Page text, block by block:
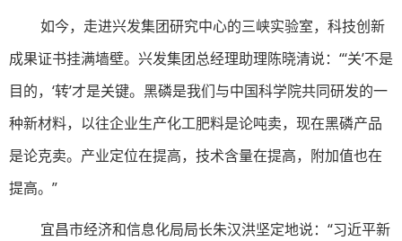
如今，走进兴发集团研究中心的三峡实验室，科技创新
成果证书挂满墙壁。兴发集团总经理助理陈晓清说：“‘关’不是
目的，‘转’才是关键。黑磷是我们与中国科学院共同研发的一
种新材料，以往企业生产化工肥料是论吨卖，现在黑磷产品
是论克卖。产业定位在提高，技术含量在提高，附加值也在
提高。”
宜昌市经济和信息化局局长朱汉洪坚定地说：“习近平新